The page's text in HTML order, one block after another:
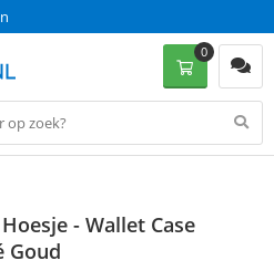
0
- Wallet Case
Goud